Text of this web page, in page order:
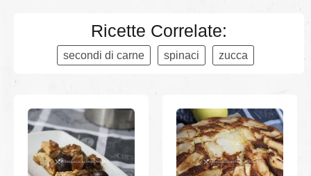
Ricette Correlate:
secondi di carne spinaci zucca